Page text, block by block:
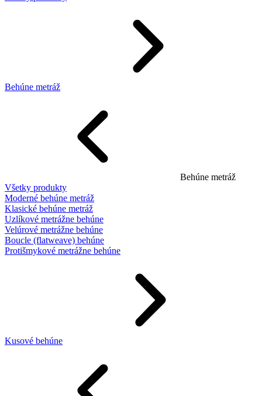
Behúne metráž
Behúne metráž
Všetky produkty
Moderné behúne metráž
Klasické behúne metráž
Uzlíkové metrážne behúne
Velúrové metrážne behúne
Boucle (flatweave) behúne
Protišmykové metrážne behúne
Kusové behúne